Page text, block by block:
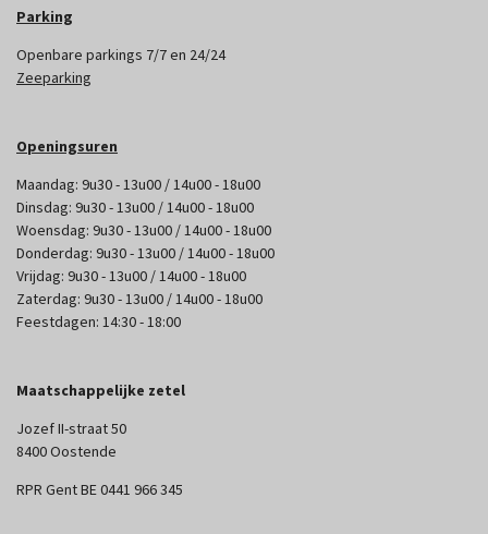
Parking
Openbare parkings 7/7 en 24/24
Zeeparking
Openingsuren
Maandag: 9u30 - 13u00 / 14u00 - 18u00
Dinsdag: 9u30 - 13u00 / 14u00 - 18u00
Woensdag: 9u30 - 13u00 / 14u00 - 18u00
Donderdag: 9u30 - 13u00 / 14u00 - 18u00
Vrijdag: 9u30 - 13u00 / 14u00 - 18u00
Zaterdag: 9u30 - 13u00 / 14u00 - 18u00
Feestdagen: 14:30 - 18:00
Maatschappelijke zetel
Jozef II-straat 50
8400 Oostende
RPR Gent BE 0441 966 345